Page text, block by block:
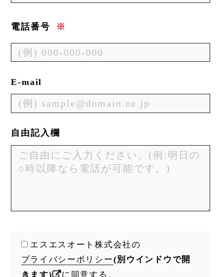
電話番号 ※
E-mail
自由記入欄
エスエスオート株式会社の
プライバシーポリシー(別ウインドウで開
きます)
に同意する。